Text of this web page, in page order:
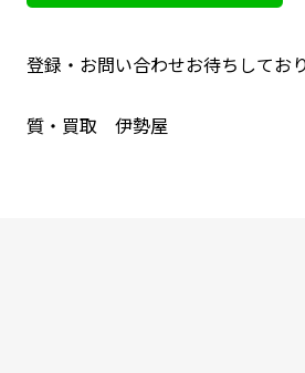
登録・お問い合わせお待ちしてお
質・買取 伊勢屋